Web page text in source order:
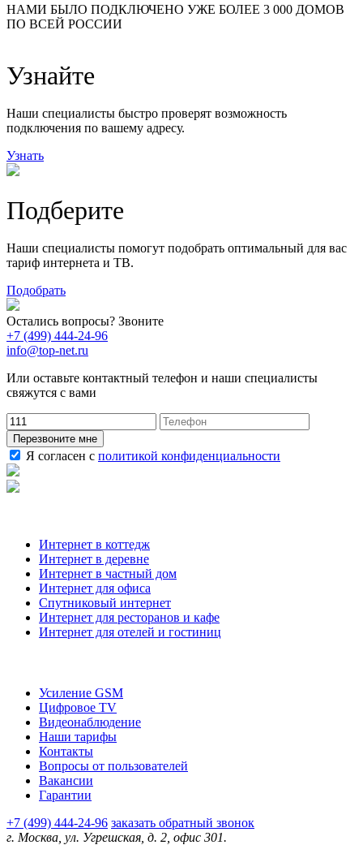
НАМИ БЫЛО ПОДКЛЮЧЕНО УЖЕ БОЛЕЕ 3 000 ДОМОВ
ПО ВСЕЙ РОССИИ
57
29
99
48
Узнайте
Наши специалисты быстро проверят возможность
подключения по вашему адресу.
Узнать
Подберите
Наши специалисты помогут подобрать оптимальный для вас
тариф интернета и ТВ.
Подобрать
Остались вопросы? Звоните
+7 (499) 444-24-96
info@top-net.ru
Или оставьте контактный телефон и наши специалисты
свяжутся с вами
Перезвоните мне
Я согласен с политикой конфиденциальности
Интернет в коттедж
Интернет в деревне
Интернет в частный дом
Интернет для офиса
Спутниковый интернет
Интернет для ресторанов и кафе
Интернет для отелей и гостиниц
Усиление GSM
Цифровое TV
Видеонаблюдение
Наши тарифы
Контакты
Вопросы от пользователей
Вакансии
Гарантии
+7 (499) 444-24-96 заказать обратный звонок
г. Москва, ул. Угрешская, д. 2, офис 301.